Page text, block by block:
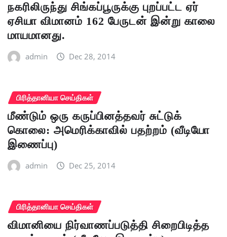
நகரிலிருந்து சிங்கப்பூருக்கு புறப்பட்ட ஏர்
ஏசியா விமானம் 162 பேருடன் இன்று காலை
மாயமானது.
admin Dec 28, 2014
பிரித்தானியா செய்திகள்
மீண்டும் ஒரு கருப்பினத்தவர் சுட்டுக்
கொலை: அமெரிக்காவில் பதற்றம் (வீடியோ
இணைப்பு)
admin Dec 25, 2014
பிரித்தானியா செய்திகள்
விமானியை நிர்வாணப்படுத்தி சிறைபிடித்த